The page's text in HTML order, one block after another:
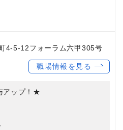
4-5-12フォーラム六甲305号
職場情報を見る
アップ！★